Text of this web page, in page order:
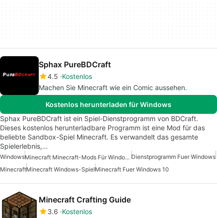
Sphax PureBDCraft
4.5 Kostenlos
Machen Sie Minecraft wie ein Comic aussehen.
Kostenlos herunterladen für Windows
Sphax PureBDCraft ist ein Spiel-Dienstprogramm von BDCraft.
Dieses kostenlos herunterladbare Programm ist eine Mod für das
beliebte Sandbox-Spiel Minecraft. Es verwandelt das gesamte
Spielerlebnis,…
Windows Minecraft Minecraft-Mods Für Windows Dienstprogramm Fuer Windows
MinecraftMinecraft Windows-SpielMinecraft Fuer Windows 10
Minecraft Crafting Guide
3.6 Kostenlos